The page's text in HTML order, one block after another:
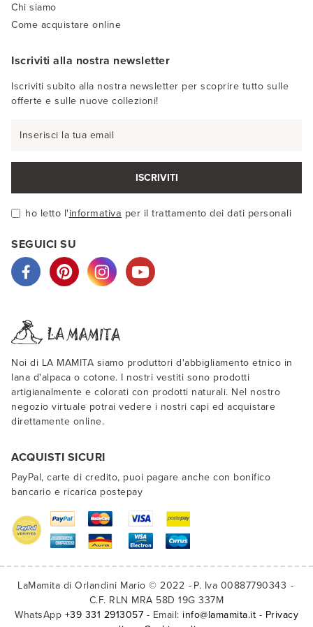
Chi siamo
Come acquistare online
Iscriviti alla nostra newsletter
Iscriviti subito alla nostra newsletter per scoprire tutto sulle
offerte e sulle nuove collezioni!
ISCRIVITI
ho letto l'informativa per il trattamento dei dati personali
SEGUICI SU
Noi di LA MAMITA siamo produttori d'abbigliamento etnico in
lana d'alpaca o cotone. I nostri vestiti sono prodotti
artigianalmente e colorati con prodotti naturali. Nel nostro
negozio virtuale potrai vedere i nostri capi ed acquistare
direttamente online.
ACQUISTI SICURI
PayPal, carte di credito, puoi pagare anche con bonifico
bancario e ricarica postepay
LaMamita di Orlandini Mario © 2022
P. Iva 00887790343
C.F. RLN MRA 58D 19G 337M
WhatsApp +39 331 2913057 - Email: info@lamamita.it - Privacy